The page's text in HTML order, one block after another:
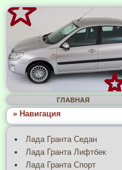
ГЛАВНАЯ
» Навигация
Лада Гранта Седан
Лада Гранта Лифтбек
Лада Гранта Спорт